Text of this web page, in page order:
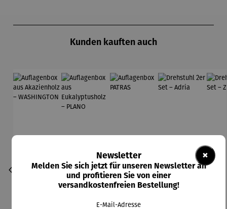
Kunden kauften auch
×
Newsletter
Melden Sie sich jetzt für unseren Newsletter an
und profitieren Sie von einer
versandkostenfreien Bestellung!
E-Mail-Adresse